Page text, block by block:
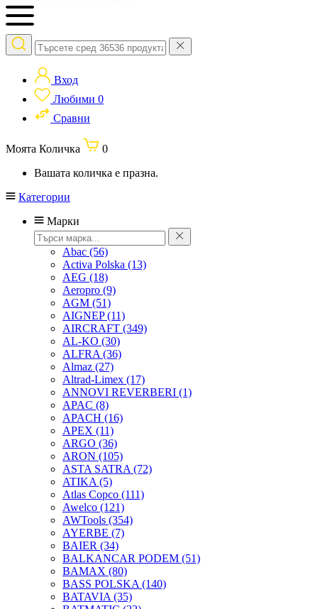
Вход
Любими 0
Сравни
Моята Количка
0
Вашата количка е празна.
Категории
Марки
Abac (56)
Activa Polska (13)
AEG (18)
Aeropro (9)
AGM (51)
AIGNEP(11)
AIRCRAFT (349)
AL-KO (30)
ALFRA (36)
Almaz (27)
Altrad-Limex (17)
ANNOVI REVERBERI (1)
APAC (8)
APACH (16)
APEX (11)
ARGO (36)
ARON (105)
ASTA SATRA (72)
ATIKA (5)
Atlas Copco (111)
Awelco (121)
AWTools (354)
AYERBE (7)
BAIER (34)
BALKANCAR PODEM (51)
BAMAX (80)
BASS POLSKA (140)
BATAVIA (35)